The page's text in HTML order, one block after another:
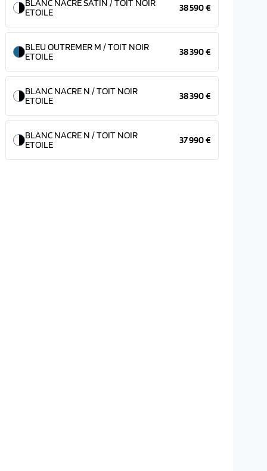
BLANC NACRE SATIN / TOIT NOIR
ETOILE
38 590 €
BLEU OUTREMER M / TOIT NOIR
ETOILE
38 390 €
BLANC NACRE N / TOIT NOIR
ETOILE
38 390 €
BLANC NACRE N / TOIT NOIR
ETOILE
37 990 €